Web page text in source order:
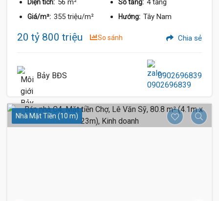
Diện tích: 56 m² Số tầng: 4 tầng
Giá/m²: 355 triệu/m² Hướng: Tây Nam
20 tỷ 800 triệu So sánh Chia sẻ
Bảy BĐS 0902696839
Nhà Mặt Tiền (10 m)